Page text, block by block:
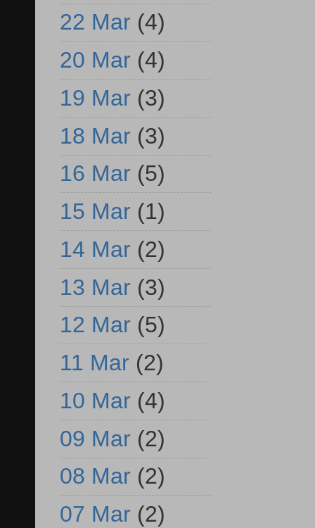
22 Mar (4)
20 Mar (4)
19 Mar (3)
18 Mar (3)
16 Mar (5)
15 Mar (1)
14 Mar (2)
13 Mar (3)
12 Mar (5)
11 Mar (2)
10 Mar (4)
09 Mar (2)
08 Mar (2)
07 Mar (2)